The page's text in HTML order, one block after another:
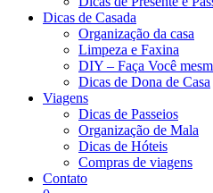
Dicas de Casada
Organização da casa
Limpeza e Faxina
DIY – Faça Você mesma
Dicas de Dona de Casa
Viagens
Dicas de Passeios
Organização de Mala
Dicas de Hóteis
Compras de viagens
Contato
0